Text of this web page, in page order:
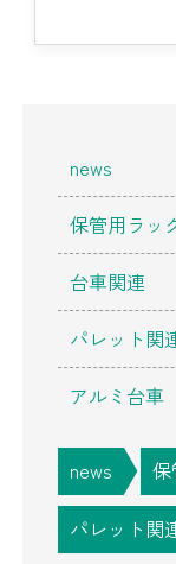
news
保管用ラッ
台車関連
パレット関
アルミ台車
news 保
パレット関